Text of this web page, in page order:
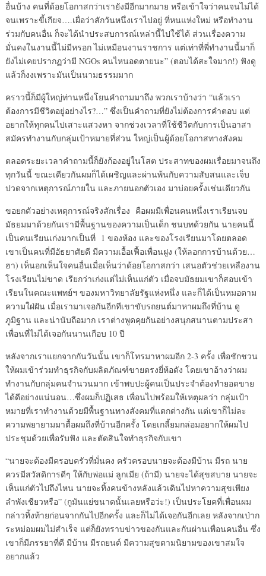
อื่นบ้าง คนที่ด้อยโอกาสกว่าเรายังมีอีกมากมาย หรือเข้าใจว่าคนจนไม่ได้
จนเพราะขี้เกียจ….เผื่อว่าสักวันหนึ่งเราไปอยู่ ที่หนแห่งใหม่ หรือทำงาน
ร่วมกับคนอื่น ก็จะได้นำประสบการณ์เหล่านี้ไปใช้ได้ ส่วนเรื่องความ
มั่นคงในงานนี้ไม่มีหรอก ไม่เหมือนงานราชการ แต่เท่าที่พี่ทำงานนี้มาก็
ยังไม่เคยปรากฏว่ามี NGOs คนไหนอดตายนะ” (ตอบได้สะใจมาก!) ฟังดู
แล้วก็งงเพราะมันเป็นนามธรรมมาก
คราวนี้ก็มีผู้ใหญ่ท่านหนึ่งโยนคำถามมาถึง พวกเราบ้างว่า “แล้วเรา
ต้องการมีชีวิตอยู่อย่างไร?…” ซึ่งเป็นคำถามที่ยังไม่ต้องการคำตอบ แต่
อยากให้ทุกคนไปเสาะแสวงหา จากช่วงเวลาที่ใช้ชีวิตกับการเป็นอาสา
สมัครทำงานกับกลุ่มเป้าหมายที่ส่วน ใหญ่เป็นผู้ด้อยโอกาสทางสังคม
ตลอดระยะเวลาคำถามนี้ก็ยังก้องอยู่ในโสต ประสาทของผมเรื่อยมาจนถึง
ทุกวันนี้ ขณะเดียวกันผมก็ได้เผชิญและผ่านพ้นกับความสับสนและเจ็บ
ปวดจากเหตุการณ์ภายใน และภายนอกตัวเอง มาบ่อยครั้งเช่นเดียวกัน
ขอยกตัวอย่างเหตุการณ์จริงสักเรื่อง คือผมมีเพื่อนคนหนึ่งเราเรียนจบ
มัธยมมาด้วยกันเรามีพื้นฐานของความเป็นเด็ก ชนบทด้วยกัน นายคนนี้
เป็นคนเรียนเก่งมากเป็นที่ 1 ของห้อง และของโรงเรียนมาโดยตลอด
เขาเป็นคนที่มีอัธยาศัยดี มีความเอื้อเฟื้อเพื่อนฝูง (ให้ลอกการบ้านด้วย…
ฮา) เห็นอกเห็นใจคนอื่นเมื่อเห็นว่าด้อยโอกาสกว่า เสนอตัวช่วยเหลืองาน
โรงเรียนไม่ขาด เรียกว่าเก่งแต่ไม่เห็นแก่ตัว เมื่อจบมัธยมเขาก็สอบเข้า
เรียนในคณะแพทย์ฯ ของมหาวิทยาลัยรัฐแห่งหนึ่ง และก็ได้เป็นหมอตาม
ความใฝ่ฝัน เมื่อเรามาเจอกันอีกทีเขาขับรถยนต์มาหาผมถึงที่บ้าน ดู
ภูมิฐาน และน่านับถือมาก เราต่างพูดคุยกันอย่างสนุกสนานตามประสา
เพื่อนที่ไม่ได้เจอกันนานเกือบ 10 ปี
หลังจากเราแยกจากกันวันนั้น เขาก็โทรมาหาผมอีก 2-3 ครั้ง เพื่อชักชวน
ให้ผมเข้าร่วมทำธุรกิจกับผลิตภัณฑ์ขายตรงยี่ห้อดัง โดยเขาอ้างว่าผม
ทำงานกับกลุ่มคนจำนวนมาก เข้าพบปะผู้คนเป็นประจำต้องทำยอดขาย
ได้ดีอย่างแน่นอน…ซึ่งผมก็ปฏิเสธ เพื่อนไปพร้อมให้เหตุผลว่า กลุ่มเป้า
หมายที่เราทำงานด้วยมีพื้นฐานทางสังคมที่แตกต่างกัน แต่เขาก็ไม่ละ
ความพยายามมาตื้อผมถึงที่บ้านอีกครั้ง โดยเกลี้ยมกล่อมอยากให้ผมไป
ประชุมด้วยเพื่อรับฟัง และตัดสินใจทำธุรกิจกับเขา
“นายจะต้องมีครอบครัวที่มั่นคง ครัวครอบนายจะต้องมีบ้าน มีรถ นาย
ควรมีสวัสดิการดีๆ ให้กับพ่อแม่ ลูกเมีย (ถ้ามี) นายจะได้สุขสบาย นายจะ
เห็นแก่ตัวไปถึงไหน นายจะทิ้งคนข้างหลังแล้วเดินไปหาความสุขเพียง
ลำพังเชียวหรือ” (กูมันแย่ขนาดนั้นเลยหรือว่ะ!) เป็นประโยคที่เพื่อนผม
กล่าวทิ้งท้ายก่อนจากกันไปอีกครั้ง และก็ไม่ได้เจอกันอีกเลย หลังจากเป่าก
ระหม่อมผมไม่สำเร็จ แต่ก็ยังทราบข่าวของกันและกันผ่านเพื่อนคนอื่น ซึ่ง
เขาก็มีภรรยาที่ดี มีบ้าน มีรถยนต์ มีความสุขตามนิยามของเขาสมใจ
อยากแล้ว